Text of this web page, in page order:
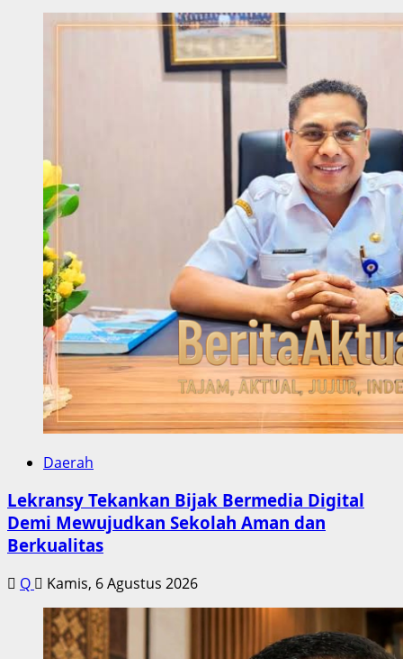
Daerah
Lekransy Tekankan Bijak Bermedia Digital
Demi Mewujudkan Sekolah Aman dan
Berkualitas
Q Kamis, 6 Agustus 2026